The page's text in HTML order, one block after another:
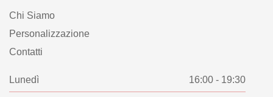
Chi Siamo
Personalizzazione
Contatti
Lunedì 16:00 - 19:30